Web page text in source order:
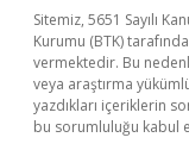
Sitemiz, 5651 Sayılı
Kurumu (BTK)
vermektedir. Bu
veya araştırma
yazdıkları içeriklerin
bu sorumluluğu kabul